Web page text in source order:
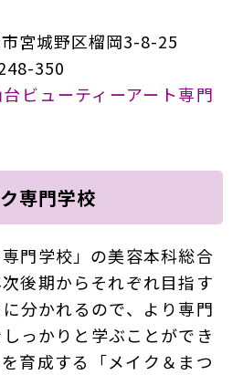
宮城野区榴岡3-8-25
350
ビューティーアート専門
専門学校
専門学校」の美容本科総合
後期からそれぞれ目指す
分かれるので、より専門
っかりと学ぶことができ
育成する「メイク＆まつ